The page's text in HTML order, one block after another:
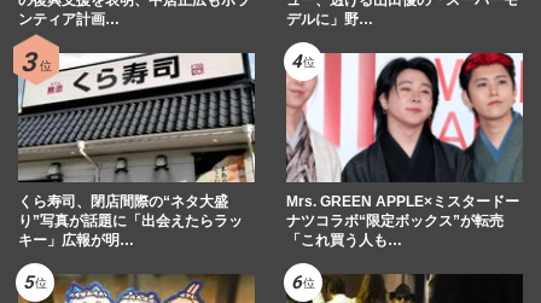
ンティア計画…
デルに」野…
くら寿司、閉店間際の“ネタ大盛
り”写真が話題に「出会えたらラッ
キー」広報が明…
Mrs. GREEN APPLE×ミスタードー
ナツコラボ“限定ボックス”が転売
「これ買う人も…